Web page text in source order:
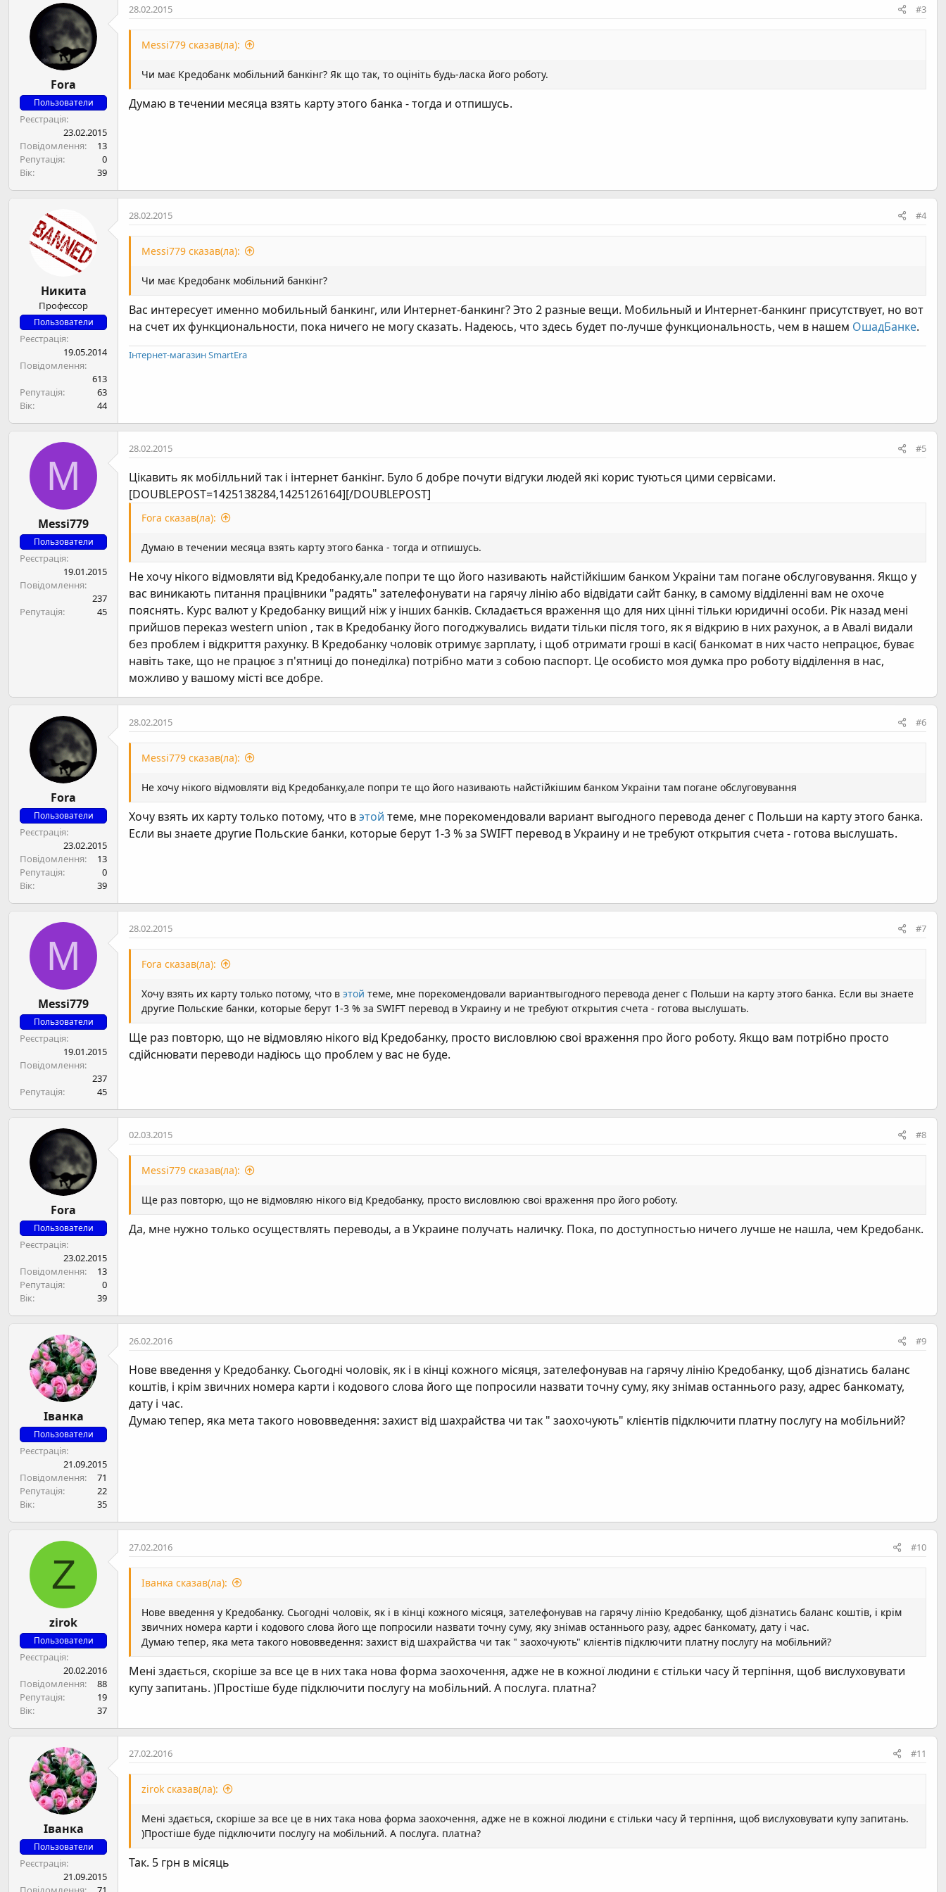
Fora
Пользователи
Реєстрація
23.02.2015
Повідомлення
13
Репутація
0
Вік
39
28.02.2015 #3
Messi779 сказав(ла):
Чи має Кредобанк мобільний банкінг? Як що так, то оцініть будь-ласка його роботу.
Думаю в течении месяца взять карту этого банка - тогда и отпишусь.
Никита
Профессор
Пользователи
Реєстрація
19.05.2014
Повідомлення
613
Репутація
63
Вік
44
28.02.2015 #4
Messi779 сказав(ла):
Чи має Кредобанк мобільний банкінг?
Вас интересует именно мобильный банкинг, или Интернет-банкинг? Это 2 разные вещи. Мобильный и Интернет-банкинг присутствует, но вот
на счет их функциональности, пока ничего не могу сказать. Надеюсь, что здесь будет по-лучше функциональность, чем в нашем ОшадБанке.
Інтернет-магазин SmartEra
M
Messi779
Пользователи
Реєстрація
19.01.2015
Повідомлення
237
Репутація
45
28.02.2015 #5
Цікавить як мобілльний так і інтернет банкінг. Було б добре почути відгуки людей які корис туються цими сервісами.
[DOUBLEPOST=1425138284,1425126164][/DOUBLEPOST]
Fora сказав(ла):
Думаю в течении месяца взять карту этого банка - тогда и отпишусь.
Не хочу нікого відмовляти від Кредобанку,але попри те що його називають найстійкішим банком Украіни там погане обслуговування. Якщо у
вас виникають питання працівники "радять" зателефонувати на гарячу лінію або відвідати сайт банку, в самому відділенні вам не охоче
пояснять. Курс валют у Кредобанку вищий ніж у інших банків. Складається враження що для них цінні тільки юридичні особи. Рік назад мені
прийшов переказ western union , так в Кредобанку його погоджувались видати тільки після того, як я відкрию в них рахунок, а в Авалі видали
без проблем і відкриття рахунку. В Кредобанку чоловік отримує зарплату, і щоб отримати гроші в касі( банкомат в них часто непрацює, буває
навіть таке, що не працює з п'ятниці до понеділка) потрібно мати з собою паспорт. Це особисто моя думка про роботу відділення в нас,
можливо у вашому місті все добре.
Fora
Пользователи
Реєстрація
23.02.2015
Повідомлення
13
Репутація
0
Вік
39
28.02.2015 #6
Messi779 сказав(ла):
Не хочу нікого відмовляти від Кредобанку,але попри те що його називають найстійкішим банком Украіни там погане обслуговування
Хочу взять их карту только потому, что вэтой теме, мне порекомендовали вариант выгодного перевода денег с Польши на карту этого банка.
Если вы знаете другие Польские банки, которые берут 1-3 % за SWIFT перевод в Украину и не требуют открытия счета - готова выслушать.
M
Messi779
Пользователи
Реєстрація
19.01.2015
Повідомлення
237
Репутація
45
28.02.2015 #7
Fora сказав(ла):
Хочу взять их карту только потому, что в этой теме, мне порекомендовали вариантвыгодного перевода денег с Польши на карту этого банка. Если вы знаете
другие Польские банки, которые берут 1-3 % за SWIFT перевод в Украину и не требуют открытия счета - готова выслушать.
Ще раз повторю, що не відмовляю нікого від Кредобанку, просто висловлюю своі враження про його роботу. Якщо вам потрібно просто
сдійснювати переводи надіюсь що проблем у вас не буде.
Fora
Пользователи
Реєстрація
23.02.2015
Повідомлення
13
Репутація
0
Вік
39
02.03.2015 #8
Messi779 сказав(ла):
Ще раз повторю, що не відмовляю нікого від Кредобанку, просто висловлюю своі враження про його роботу.
Да, мне нужно только осуществлять переводы, а в Украине получать наличку. Пока, по доступностью ничего лучше не нашла, чем Кредобанк.
Іванка
Пользователи
Реєстрація
21.09.2015
Повідомлення
71
Репутація
22
Вік
35
26.02.2016 #9
Нове введення у Кредобанку. Сьогодні чоловік, як і в кінці кожного місяця, зателефонував на гарячу лінію Кредобанку, щоб дізнатись баланс
коштів, і крім звичних номера карти і кодового слова його ще попросили назвати точну суму, яку знімав останнього разу, адрес банкомату,
дату і час.
Думаю тепер, яка мета такого нововведення: захист від шахрайства чи так " заохочують" клієнтів підключити платну послугу на мобільний?
Z
zirok
Пользователи
Реєстрація
20.02.2016
Повідомлення
88
Репутація
19
Вік
37
27.02.2016 #10
Іванка сказав(ла):
Нове введення у Кредобанку. Сьогодні чоловік, як і в кінці кожного місяця, зателефонував на гарячу лінію Кредобанку, щоб дізнатись баланс коштів, і крім
звичних номера карти і кодового слова його ще попросили назвати точну суму, яку знімав останнього разу, адрес банкомату, дату і час.
Думаю тепер, яка мета такого нововведення: захист від шахрайства чи так " заохочують" клієнтів підключити платну послугу на мобільний?
Мені здається, скоріше за все це в них така нова форма заохочення, адже не в кожної людини є стільки часу й терпіння, щоб вислуховувати
купу запитань. )Простіше буде підключити послугу на мобільний. А послуга. платна?
Іванка
Пользователи
Реєстрація
21.09.2015
27.02.2016 #11
zirok сказав(ла):
Мені здається, скоріше за все це в них така нова форма заохочення, адже не в кожної людини є стільки часу й терпіння, щоб вислуховувати купу запитань.
)Простіше буде підключити послугу на мобільний. А послуга. платна?
Так. 5 грн в місяць